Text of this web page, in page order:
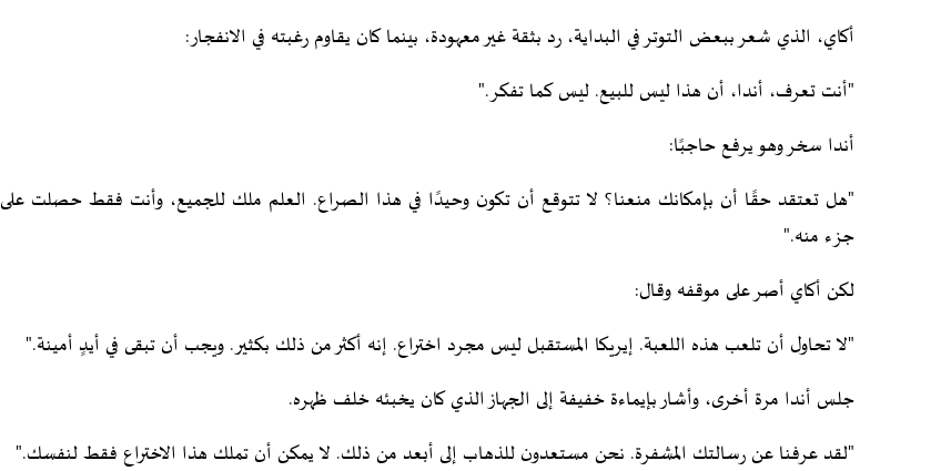
أكاي، الذي شعر ببعض التوتر في البداية، رد بثقة غير معهودة، بينما كان يقاوم رغبته في الانفجار:
"أنت تعرف، أندا، أن هذا ليس للبيع. ليس كما تفكر."
أندا سخر وهو يرفع حاجبًا:
"هل تعتقد حقًا أن بإمكانك منعنا؟ لا تتوقع أن تكون وحيدًا في هذا الصراع. العلم ملك للجميع، وأنت فقط حصلت على
جزء منه."
لكن أكاي أصر على موقفه وقال:
"لا تحاول أن تلعب هذه اللعبة. إيريكا المستقبل ليس مجرد اختراع. إنه أكثر من ذلك بكثير. ويجب أن تبقى في أيدٍ أمينة."
جلس أندا مرة أخرى، وأشار بإيماءة خفيفة إلى الجهاز الذي كان يخبئه خلف ظهره.
"لقد عرفنا عن رسالتك المشفرة. نحن مستعدون للذهاب إلى أبعد من ذلك. لا يمكن أن تملك هذا الاختراع فقط لنفسك."